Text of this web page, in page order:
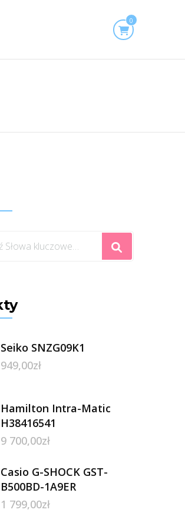
0
Seiko SNZG09K1
949,00zł
Hamilton Intra-Matic
H38416541
9 700,00zł
Casio G-SHOCK GST-
B500BD-1A9ER
1 799,00zł